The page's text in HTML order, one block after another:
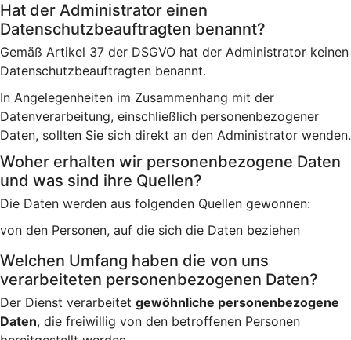
Hat der Administrator einen
Datenschutzbeauftragten benannt?
Gemäß Artikel 37 der DSGVO hat der Administrator keinen
Datenschutzbeauftragten benannt.
In Angelegenheiten im Zusammenhang mit der
Datenverarbeitung, einschließlich personenbezogener
Daten, sollten Sie sich direkt an den Administrator wenden.
Woher erhalten wir personenbezogene Daten
und was sind ihre Quellen?
Die Daten werden aus folgenden Quellen gewonnen:
von den Personen, auf die sich die Daten beziehen
Welchen Umfang haben die von uns
verarbeiteten personenbezogenen Daten?
Der Dienst verarbeitet gewöhnliche personenbezogene
Daten, die freiwillig von den betroffenen Personen